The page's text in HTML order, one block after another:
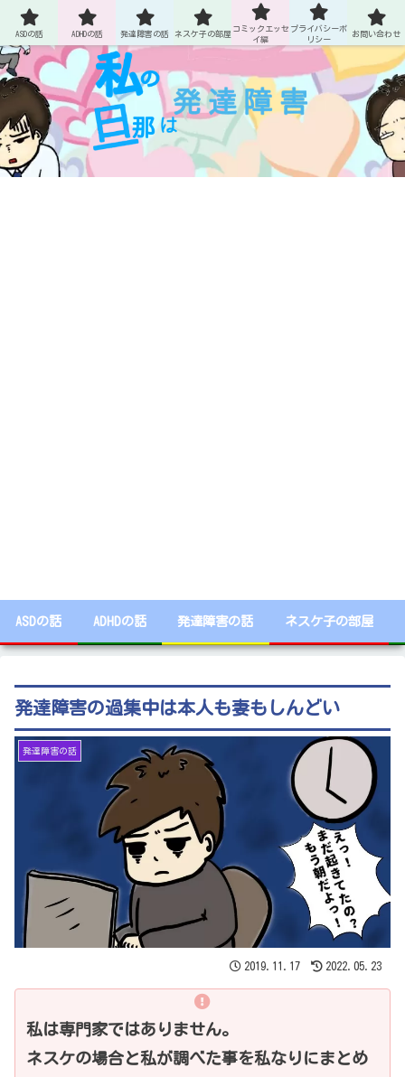
ASDとADHDの旦那との生活
ASDの話 ADHDの話 発達障害の話 ネスケ子の部屋
発達障害の過集中は本人も妻もしんどい
発達障害の話
2019.11.17 2022.05.23
私は専門家ではありません。
ネスケの場合と私が調べた事を私なりにまとめ
ASDの話 ADHDの話 発達障害の話 ネスケ子の部屋
コミックエッセ
イ編
プライバシーポ
リシー
お問い合わせ